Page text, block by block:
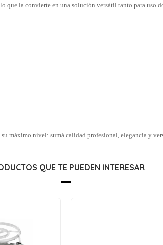
que la convierte en una solución versátil tanto para uso
su máximo nivel: sumá calidad profesional, elegancia y
QUE TE PUEDEN INTERESAR